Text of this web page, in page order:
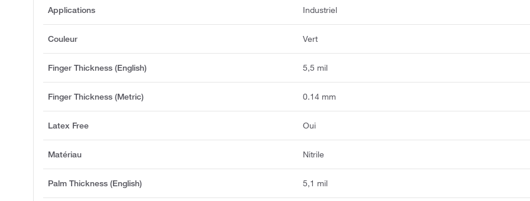
Applications Industriel
Couleur Vert
Finger Thickness (English) 5,5 mil
Finger Thickness (Metric) 0.14 mm
Latex Free Oui
Matériau Nitrile
Palm Thickness (English) 5,1 mil